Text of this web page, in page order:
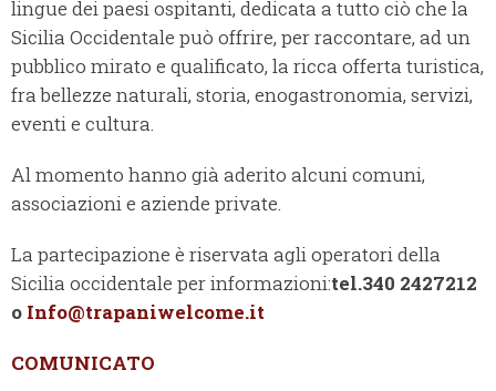
lingue dei paesi ospitanti, dedicata a tutto ciò che la
Sicilia Occidentale può offrire, per raccontare, ad un
pubblico mirato e qualificato, la ricca offerta turistica,
fra bellezze naturali, storia, enogastronomia, servizi,
eventi e cultura.
Al momento hanno già aderito alcuni comuni,
associazioni e aziende private.
La partecipazione è riservata agli operatori della
Sicilia occidentale per informazioni:tel.340 2427212
o Info@trapaniwelcome.it
COMUNICATO